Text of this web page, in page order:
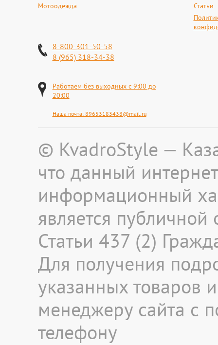
Мотоодежда
Статьи
8-800-301-50-58
8 (965) 318-34-38
Работаем без выходных с 9:00 до
20:00
Наша почта: 89653183438@mail.ru
© KvadroStyle —
что данный
информационный
является
Статьи 437 (2)
Для получения
указанных товаров
менеджеру сайта с
телефону